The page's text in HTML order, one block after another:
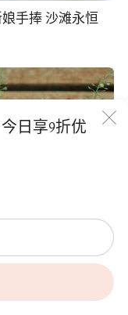
日享9折优
手捧 沙滩永恒